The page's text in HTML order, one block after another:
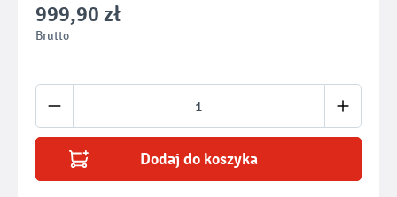
999,90 zł
Brutto
Ilość produktu: Wprowadź żądaną ilość
Dodaj do koszyka